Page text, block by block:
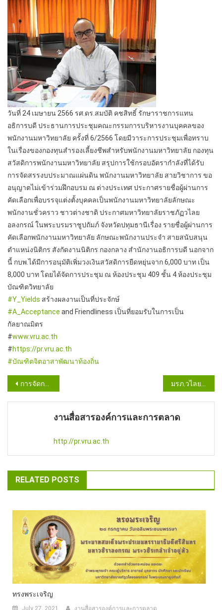
วันที่ 24 เมษายน 2566 รศ.ดร.สมบัติ คชสิทธิ์ รักษาราชการแทน
อธิการบดี ประธานการประชุมคณะกรรมการบริหารงานบุคคลของ
พนักงานมหาวิทยาลัย ครั้งที่ 6/2566 โดยมีวาระการประชุมเพื่อทราบ
ในเรื่องของกองทุนสำรองเลี้ยงชีพสำหรับพนักงานมหาวิทยาลัย กองทุน
สวัสดิการพนักงานมหาวิทยาลัย สรุปการใช้กรอบอัตรากำลังที่ได้รับ
การจัดสรรงบประมาณแผ่นดิน พนักงานมหาวิทยาลัย สายวิชาการ ขอ
อนุญาตไม่เข้าร่วมฝึกอบรม ณ ต่างประเทศ ประกาศรายชื่อผู้ผ่านการ
คัดเลือกเพื่อบรรจุแต่งตั้งบุคคลเป็นพนักงานมหาวิทยาลัยลักษณะ
พนักงานชั่วคราว ชาวต่างชาติ ประกาศมหาวิทยาลัยราชภัฏวไลย
อลงกรณ์ ในพระบรมราชูปถัมภ์ จังหวัดปทุมธานีเรื่อง รายชื่อผู้ผ่านการ
คัดเลือกพนักงานมหาวิทยาลัย ลักษณะพนักงานประจำ สายสนับสนุน
ตำแหน่งนิติกร สังกัดงานนิติกร กองกลาง สำนักงานอธิการบดี นอกจาก
นี้ กบพ.ได้มีการอนุมัติเพิ่มวงเงินสวัสดิการยืดหยุ่นจาก 6,000 บาท เป็น
8,000 บาท โดยได้จัดการประชุม ณ ห้องประชุม 409 ชั้น 4 ห้องประชุม
บัณฑิตวิทยาลัย
#Y_Yields สร้างผลงานเป็นที่ประจักษ์
#A_Acceptance and Friendliness เป็นที่ยอมรับในการเป็น
กัลยาณมิตร
#www.vru.ac.th
#https://pr.vru.ac.th
#บัณฑิตจิตอาสาพัฒนาท้องถิ่น
Post
navigation
การจัดการเลือกผู้แทนพนักงานมหาวิทยาลัย
งานสื่อสารองค์การและการตลาด
http://pr.vru.ac.th
RELATED POSTS
ทรงพระเจริญ
July 27, 2021 งานสื่อสารองค์การและการตลาด